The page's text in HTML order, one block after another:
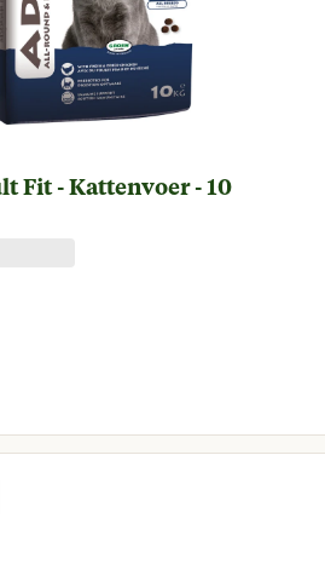
Fit - Kattenvoer - 10
prijs € 53,95